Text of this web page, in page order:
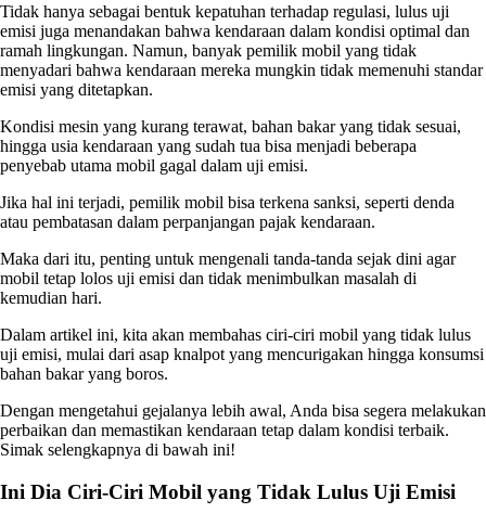
Tidak hanya sebagai bentuk kepatuhan terhadap regulasi, lulus uji
emisi juga menandakan bahwa kendaraan dalam kondisi optimal dan
ramah lingkungan. Namun, banyak pemilik mobil yang tidak
menyadari bahwa kendaraan mereka mungkin tidak memenuhi standar
emisi yang ditetapkan.
Kondisi mesin yang kurang terawat, bahan bakar yang tidak sesuai,
hingga usia kendaraan yang sudah tua bisa menjadi beberapa
penyebab utama mobil gagal dalam uji emisi.
Jika hal ini terjadi, pemilik mobil bisa terkena sanksi, seperti denda
atau pembatasan dalam perpanjangan pajak kendaraan.
Maka dari itu, penting untuk mengenali tanda-tanda sejak dini agar
mobil tetap lolos uji emisi dan tidak menimbulkan masalah di
kemudian hari.
Dalam artikel ini, kita akan membahas ciri-ciri mobil yang tidak lulus
uji emisi, mulai dari asap knalpot yang mencurigakan hingga konsumsi
bahan bakar yang boros.
Dengan mengetahui gejalanya lebih awal, Anda bisa segera melakukan
perbaikan dan memastikan kendaraan tetap dalam kondisi terbaik.
Simak selengkapnya di bawah ini!
Ini Dia Ciri-Ciri Mobil yang Tidak Lulus Uji Emisi